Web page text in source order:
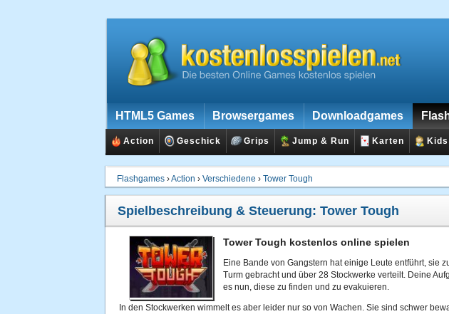
HTML5 Games Browsergames Downloadgames
Action Geschick Grips Jump & Run Karten Kids
Flashgames ›Action › Verschiedene › Tower Tough
Spielbeschreibung & Steuerung: Tower Tough
Tower Tough kostenlos online spielen
Eine Bande von Gangstern hat einige Leute entführt, sie
Turm gebracht und über 28 Stockwerke verteilt. Deine
es nun, diese zu finden und zu evakuieren.
In den Stockwerken wimmelt es aber leider nur so von Wachen. Sie sind schwer